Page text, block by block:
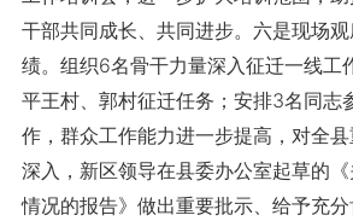
干部共同成长、共同进步。六是现场
绩。组织6名骨干力量深入征迁一线工
平王村、郭村征迁任务；安排3名同志
作，群众工作能力进一步提高，对全
深入，新区领导在县委办公室起草的
情况的报告》做出重要批示、给予充